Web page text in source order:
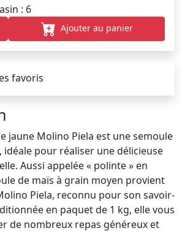
: 6
Ajouter au panier
favoris
jaune Molino Piela est une semoule
idéale pour réaliser une délicieuse
Aussi appelée « polinte » en
de maïs à grain moyen provient
Piela, reconnu pour son savoir-
en paquet de 1 kg, elle vous
de nombreux repas généreux et